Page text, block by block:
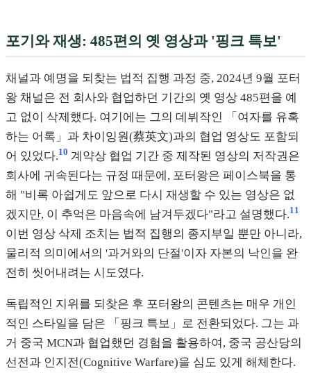
포기와 재생: 485편의 옛 영상과 '핑크 특보'
채널과 예명을 되찾는 법적 집행 과정 중, 2024년 9월 포터
왕 채널은 전 회사와 협업하던 기간의 옛 영상 485편을 예
고 없이 삭제했다. 여기에는 그의 데뷔작인 「여자를 유혹
하는 어록」과 차이잉원(蔡英文)과의 협업 영상도 포함되
어 있었다.10 계약상 협업 기간 중 제작된 영상의 저작권은
회사에 귀속된다는 규정 때문에, 포터왕은 페이스북을 통
해 "비록 아쉽게도 앞으로 다시 재생할 수 있는 영상은 없
겠지만, 이 추억은 마음속에 남겨두겠다"라고 설명했다.11
이번 영상 삭제 조치는 법적 집행의 종지부일 뿐만 아니라,
물리적 의미에서의 '과거와의 단절'이자 자본의 낙인을 완
전히 씻어내려는 시도였다.
독립적인 지위를 되찾은 후 포터왕의 콘텐츠는 매우 개인
적인 스타일을 담은 「핑크 특보」로 전환되었다. 그는 과
거 중국 MCN과 협업했던 경험을 활용하여, 중국 공산당의
선전과 인지전(Cognitive Warfare)을 심도 있게 해체한다.